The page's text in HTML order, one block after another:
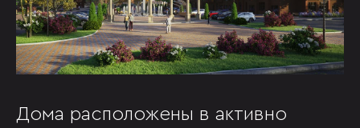
Дома расположены в активно